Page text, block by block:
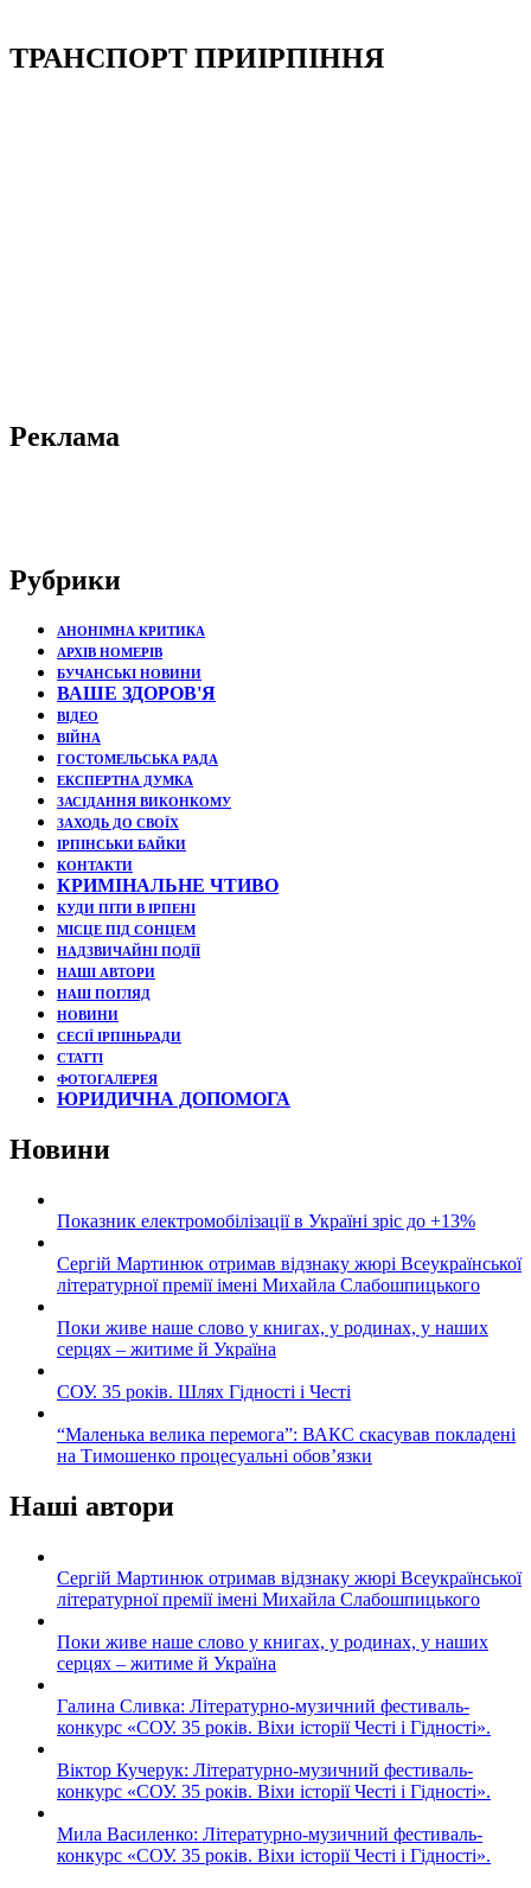
ТРАНСПОРТ ПРИІРПІННЯ
Реклама
Рубрики
АНОНІМНА КРИТИКА
АРХІВ НОМЕРІВ
БУЧАНСЬКІ НОВИНИ
ВАШЕ ЗДОРОВ'Я
ВІДЕО
ВІЙНА
ГОСТОМЕЛЬСЬКА РАДА
ЕКСПЕРТНА ДУМКА
ЗАСІДАННЯ ВИКОНКОМУ
ЗАХОДЬ ДО СВОЇХ
ІРПІНСЬКИ БАЙКИ
КОНТАКТИ
КРИМІНАЛЬНЕ ЧТИВО
КУДИ ПІТИ В ІРПЕНІ
МІСЦЕ ПІД СОНЦЕМ
НАДЗВИЧАЙНІ ПОДЇЇ
НАШІ АВТОРИ
НАШ ПОГЛЯД
НОВИНИ
СЕСІЇ ІРПІНЬРАДИ
СТАТТІ
ФОТОГАЛЕРЕЯ
ЮРИДИЧНА ДОПОМОГА
Новини
Показник електромобілізації в Україні зріс до +13%
Сергій Мартинюк отримав відзнаку жюрі Всеукраїнської
літературної премії імені Михайла Слабошпицького
Поки живе наше слово у книгах, у родинах, у наших
серцях – житиме й Україна
СОУ. 35 років. Шлях Гідності і Честі
“Маленька велика перемога”: ВАКС скасував покладені
на Тимошенко процесуальні обов’язки
Наші автори
Сергій Мартинюк отримав відзнаку жюрі Всеукраїнської
літературної премії імені Михайла Слабошпицького
Поки живе наше слово у книгах, у родинах, у наших
серцях – житиме й Україна
Галина Сливка: Літературно-музичний фестиваль-
конкурс «СОУ. 35 років. Віхи історії Честі і Гідності».
Віктор Кучерук: Літературно-музичний фестиваль-
конкурс «СОУ. 35 років. Віхи історії Честі і Гідності».
Мила Василенко: Літературно-музичний фестиваль-
конкурс «СОУ. 35 років. Віхи історії Честі і Гідності».